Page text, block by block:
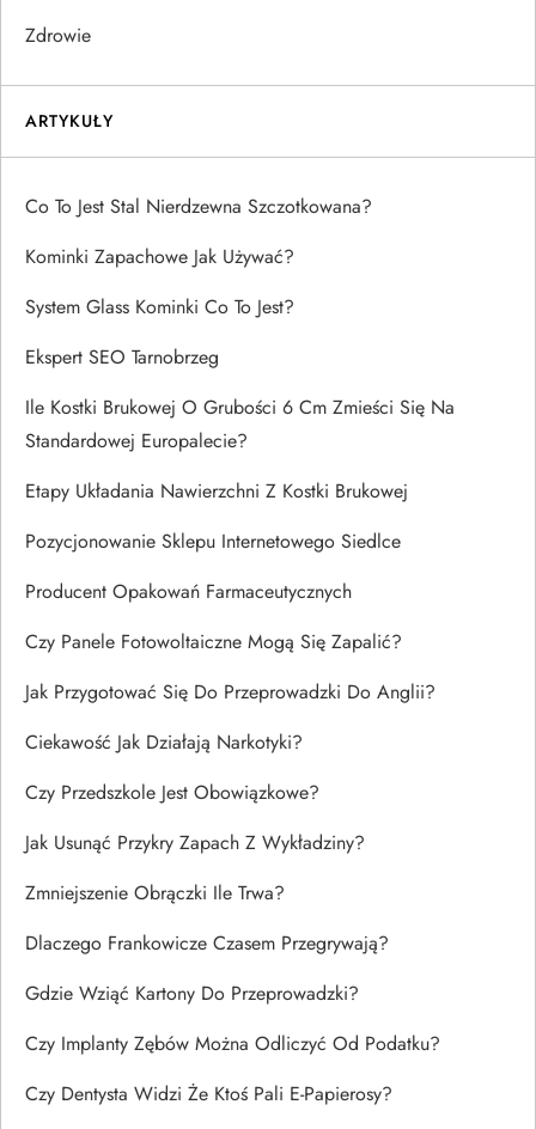
Zdrowie
ARTYKUŁY
Co To Jest Stal Nierdzewna Szczotkowana?
Kominki Zapachowe Jak Używać?
System Glass Kominki Co To Jest?
Ekspert SEO Tarnobrzeg
Ile Kostki Brukowej O Grubości 6 Cm Zmieści Się Na
Standardowej Europalecie?
Etapy Układania Nawierzchni Z Kostki Brukowej
Pozycjonowanie Sklepu Internetowego Siedlce
Producent Opakowań Farmaceutycznych
Czy Panele Fotowoltaiczne Mogą Się Zapalić?
Jak Przygotować Się Do Przeprowadzki Do Anglii?
Ciekawość Jak Działają Narkotyki?
Czy Przedszkole Jest Obowiązkowe?
Jak Usunąć Przykry Zapach Z Wykładziny?
Zmniejszenie Obrączki Ile Trwa?
Dlaczego Frankowicze Czasem Przegrywają?
Gdzie Wziąć Kartony Do Przeprowadzki?
Czy Implanty Zębów Można Odliczyć Od Podatku?
Czy Dentysta Widzi Że Ktoś Pali E-Papierosy?